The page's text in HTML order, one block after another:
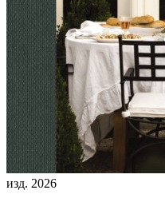
изд. 2026